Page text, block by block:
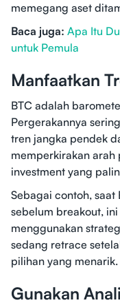
memegang aset
Baca juga: Apa Itu
untuk Pemula
Manfaatkan
BTC adalah
Pergerakannya
tren jangka pendek
memperkirakan arah
investment yang
Sebagai contoh, saat
sebelum breakout,
menggunakan
sedang retrace
pilihan yang menarik.
Gunakan